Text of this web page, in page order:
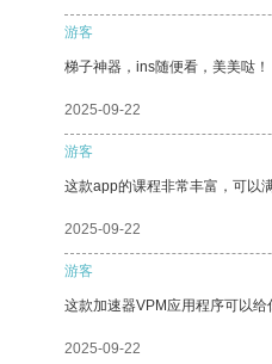
游客
梯子神器，ins随便看，美美哒！
2025-09-22
游客
这款app的课程非常丰富，可以
2025-09-22
游客
这款加速器VPM应用程序可以给
2025-09-22